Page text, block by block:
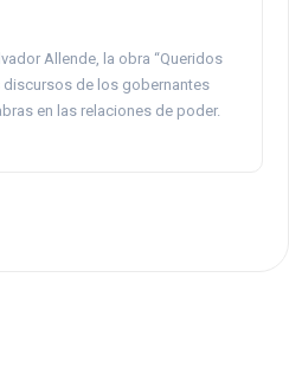
Allende, la obra “Queridos
de los gobernantes
en las relaciones de poder.